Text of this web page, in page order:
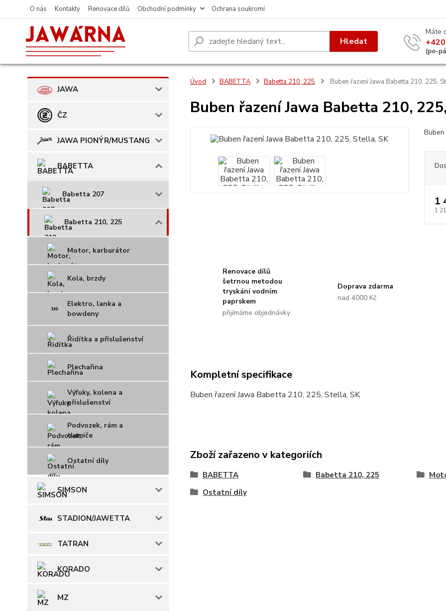
O nás Kontakty Renovace dílů Obchodní podmínky Ochrana soukromí
Hledat
Máte
(po-
JAWA
ČZ
JAWA PIONÝR/MUSTANG
BABETTA
Babetta 207
Babetta 210, 225
Motor, karburátor
Kola, brzdy
Elektro, lanka a
bowdeny
Řidítka a příslušenství
Plechařina
Výfuky, kolena a
příslušenství
Podvozek, rám a
tlumiče
Ostatní díly
SIMSON
STADION/JAWETTA
TATRAN
KORADO
MZ
Úvod BABETTA Babetta 210, 225 Buben řazení Jawa Babetta 210, 225,
Buben řazení Jawa Babetta 210,
1
1
Renovace dílů
šetrnou metodou
tryskání vodním
paprskem
přijímáme objednávky
Doprava zdarma
nad 4000 Kč
Kompletní specifikace
Buben řazení Jawa Babetta 210, 225, Stella, SK
Zboží zařazeno v kategoriích
BABETTA Babetta 210, 225
Ostatní díly